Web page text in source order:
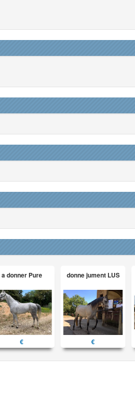
a donner Pure
€
donne jument LUS
€